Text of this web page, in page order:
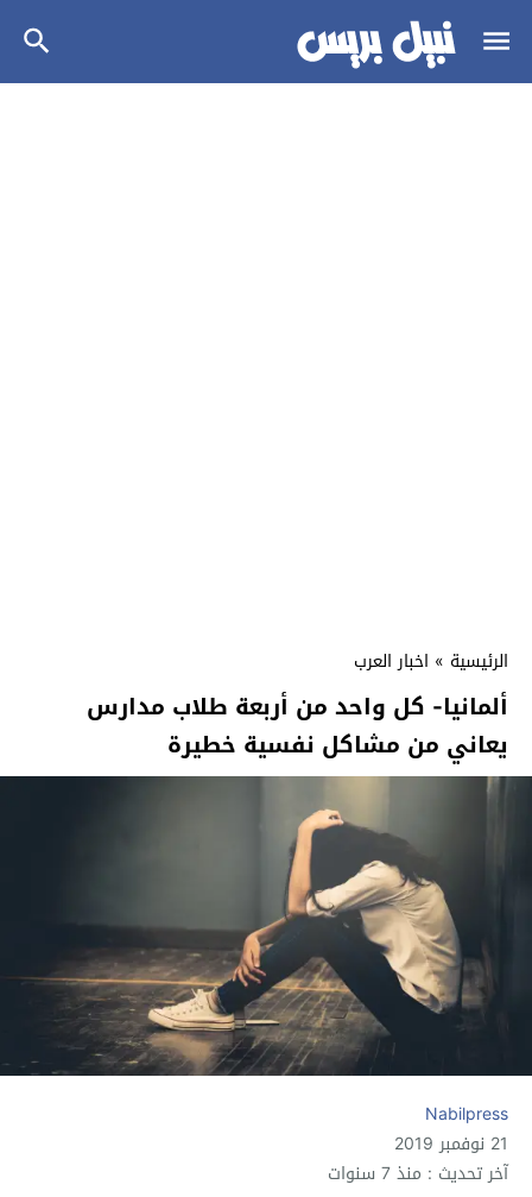
الرئيسية » اخبار العرب
ألمانيا- كل واحد من أربعة طلاب مدارس
يعاني من مشاكل نفسية خطيرة
Nabilpress
21 نوفمبر 2019
آخر تحديث : منذ 7 سنوات